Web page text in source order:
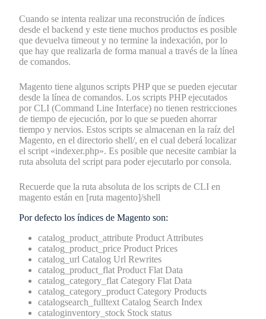
Cuando se intenta realizar una reconstrución de índices
desde el backend y este tiene muchos productos es posible
que devuelva timeout y no termine la indexación, por lo
que hay que realizarla de forma manual a través de la línea
de comandos.
Magento tiene algunos scripts PHP que se pueden ejecutar
desde la línea de comandos. Los scripts PHP ejecutados
por CLI (Command Line Interface) no tienen restricciones
de tiempo de ejecución, por lo que se pueden ahorrar
tiempo y nervios. Estos scripts se almacenan en la raíz del
Magento, en el directorio shell/, en el cual deberá localizar
el script «indexer.php». Es posible que necesite cambiar la
ruta absoluta del script para poder ejecutarlo por consola.
Recuerde que la ruta absoluta de los scripts de CLI en
magento están en [ruta magento]/shell
Por defecto los índices de Magento son:
catalog_product_attribute Product Attributes
catalog_product_price Product Prices
catalog_url Catalog Url Rewrites
catalog_product_flat Product Flat Data
catalog_category_flat Category Flat Data
catalog_category_product Category Products
catalogsearch_fulltext Catalog Search Index
cataloginventory_stock Stock status